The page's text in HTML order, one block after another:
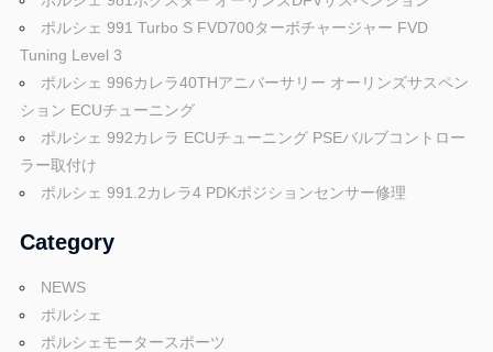
ゲ
ー
シ
ョ
ン
ポルシェ 991 Turbo S FVD700ターボチャージャー FVD
Tuning Level 3
ポルシェ 996カレラ40THアニバーサリー オーリンズサスペン
ション ECUチューニング
ポルシェ 992カレラ ECUチューニング PSEバルブコントロー
ラー取付け
ポルシェ 991.2カレラ4 PDKポジションセンサー修理
Category
NEWS
ポルシェ
ポルシェモータースポーツ